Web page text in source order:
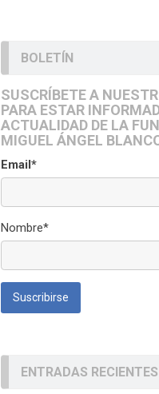
BOLETÍN
SUSCRÍBETE A
PARA ESTAR
ACTUALIDAD DE LA
MIGUEL ÁNGEL
Email*
Nombre*
ENTRADAS RECIENTES